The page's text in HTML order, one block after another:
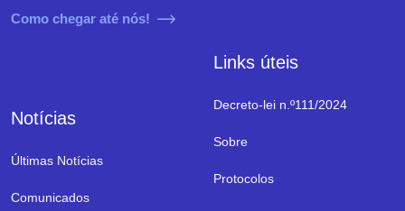
Como chegar até nós!
Notícias
Últimas Notícias
Comunicados
Links úteis
Decreto-lei n.º111/2024
Sobre
Protocolos